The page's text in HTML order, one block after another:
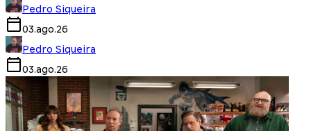
Pedro Siqueira
03.ago.26
Pedro Siqueira
03.ago.26